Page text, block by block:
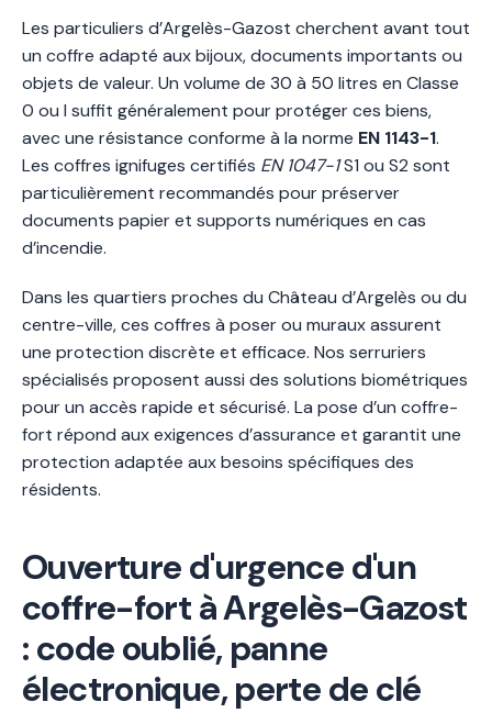
Les particuliers d’Argelès-Gazost cherchent avant tout
un coffre adapté aux bijoux, documents importants ou
objets de valeur. Un volume de 30 à 50 litres en Classe
0 ou I suffit généralement pour protéger ces biens,
avec une résistance conforme à la norme EN 1143-1.
Les coffres ignifuges certifiés EN 1047-1S1 ou S2 sont
particulièrement recommandés pour préserver
documents papier et supports numériques en cas
d’incendie.
Dans les quartiers proches du Château d’Argelès ou du
centre-ville, ces coffres à poser ou muraux assurent
une protection discrète et efficace. Nos serruriers
spécialisés proposent aussi des solutions biométriques
pour un accès rapide et sécurisé. La pose d’un coffre-
fort répond aux exigences d’assurance et garantit une
protection adaptée aux besoins spécifiques des
résidents.
Ouverture d'urgence d'un
coffre-fort à Argelès-Gazost
: code oublié, panne
électronique, perte de clé